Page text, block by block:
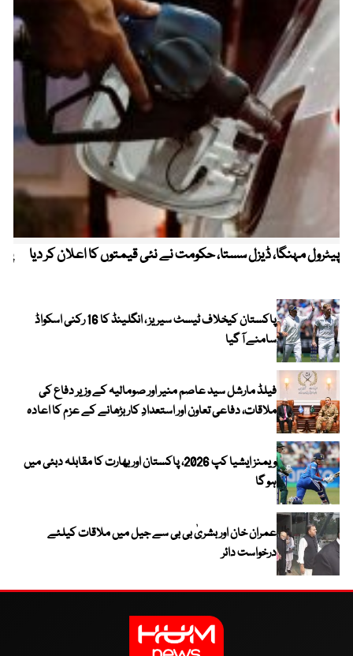
پیٹرول مہنگا، ڈیزل سستا، حکومت نے نئی قیمتوں کا اعلان کر دیا
پاکستان کیخلاف ٹیسٹ سیریز ، انگلینڈ کا 16 رکنی اسکواڈ
سامنے آ گیا
فیلڈ مارشل سید عاصم منیر اور صومالیہ کے وزیر دفاع کی
ملاقات، دفاعی تعاون اور استعدادِ کار بڑھانے کے عزم کا اعادہ
ویمنز ایشیا کپ 2026، پاکستان اور بھارت کا مقابلہ دبئی میں
ہو گا
عمران خان اور بشریٰ بی بی سے جیل میں ملاقات کیلئے
درخواست دائر